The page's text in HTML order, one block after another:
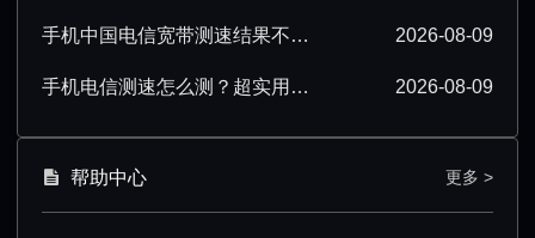
手机中国电信宽带测速结果不准确该怎么办？ 2026-08-09
手机电信测速怎么测？超实用操作技巧分享 2026-08-09
帮助中心 更多 >